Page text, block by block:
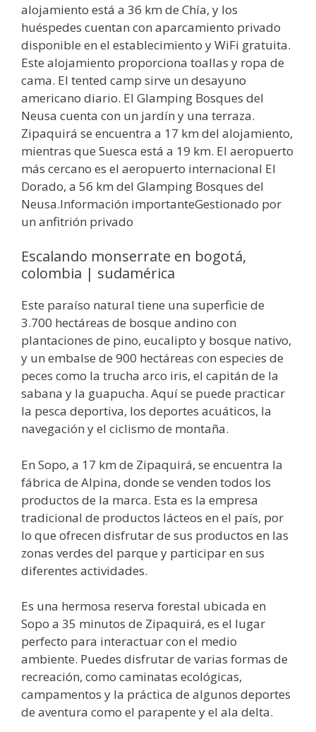
alojamiento está a 36 km de Chía, y los
huéspedes cuentan con aparcamiento privado
disponible en el establecimiento y WiFi gratuita.
Este alojamiento proporciona toallas y ropa de
cama. El tented camp sirve un desayuno
americano diario. El Glamping Bosques del
Neusa cuenta con un jardín y una terraza.
Zipaquirá se encuentra a 17 km del alojamiento,
mientras que Suesca está a 19 km. El aeropuerto
más cercano es el aeropuerto internacional El
Dorado, a 56 km del Glamping Bosques del
Neusa.Información importanteGestionado por
un anfitrión privado
Escalando monserrate en bogotá,
colombia | sudamérica
Este paraíso natural tiene una superficie de
3.700 hectáreas de bosque andino con
plantaciones de pino, eucalipto y bosque nativo,
y un embalse de 900 hectáreas con especies de
peces como la trucha arco iris, el capitán de la
sabana y la guapucha. Aquí se puede practicar
la pesca deportiva, los deportes acuáticos, la
navegación y el ciclismo de montaña.
En Sopo, a 17 km de Zipaquirá, se encuentra la
fábrica de Alpina, donde se venden todos los
productos de la marca. Esta es la empresa
tradicional de productos lácteos en el país, por
lo que ofrecen disfrutar de sus productos en las
zonas verdes del parque y participar en sus
diferentes actividades.
Es una hermosa reserva forestal ubicada en
Sopo a 35 minutos de Zipaquirá, es el lugar
perfecto para interactuar con el medio
ambiente. Puedes disfrutar de varias formas de
recreación, como caminatas ecológicas,
campamentos y la práctica de algunos deportes
de aventura como el parapente y el ala delta.